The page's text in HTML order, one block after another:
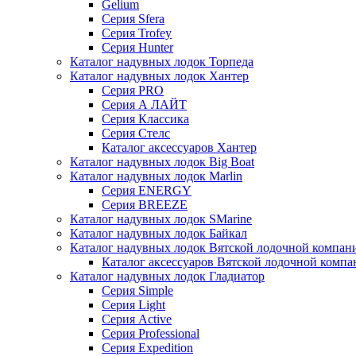
Gelium
Серия Sfera
Серия Trofey
Серия Hunter
Каталог надувных лодок Торпеда
Каталог надувных лодок Хантер
Серия PRO
Серия А ЛАЙТ
Серия Классика
Серия Стелс
Каталог аксессуаров Хантер
Каталог надувных лодок Big Boat
Каталог надувных лодок Marlin
Серия ENERGY
Серия BREEZE
Каталог надувных лодок SMarine
Каталог надувных лодок Байкал
Каталог надувных лодок Вятской лодочной
Каталог аксессуаров Вятской лодочной
Каталог надувных лодок Гладиатор
Серия Simple
Серия Light
Серия Active
Серия Professional
Серия Expedition